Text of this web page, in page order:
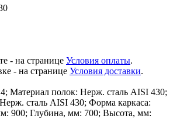
- на странице Условия оплаты.
- на странице Условия доставки.
Материал полок: Нерж. сталь AISI 430;
сталь AISI 430; Форма каркаса:
900; Глубина, мм: 700; Высота, мм: